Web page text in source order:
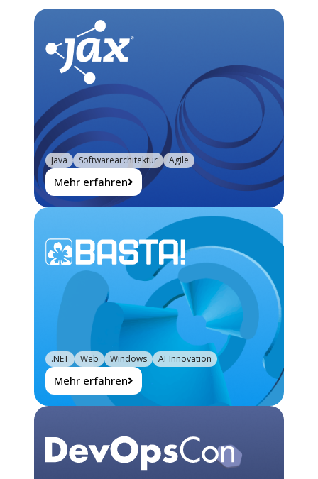
Mehr erfahren
Java Softwarearchitektur Agile
Mehr erfahren
.NET Web Windows AI Innovation